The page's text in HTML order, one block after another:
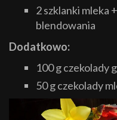
2 szklanki mleka
blendowania
Dodatkowo:
100 g czekolady
50 g czekolady